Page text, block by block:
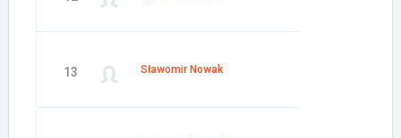
13 Sławomir Nowak